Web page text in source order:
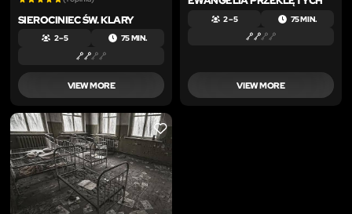
SIEROCINIEC ŚW. KLARY
2 – 5 75 MIN.
VIEW MORE
2 – 5 75 MIN.
VIEW MORE
LIKE